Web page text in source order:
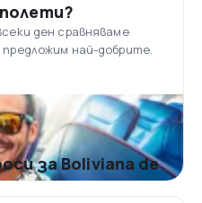
ден сравняваме
най-добрите.
за Boliviana de